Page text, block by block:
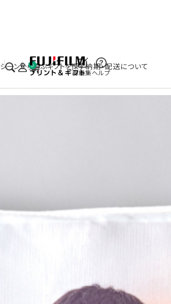
シーンから選ぶギフトを探す納期・配送について
0
再編集 ヘルプ